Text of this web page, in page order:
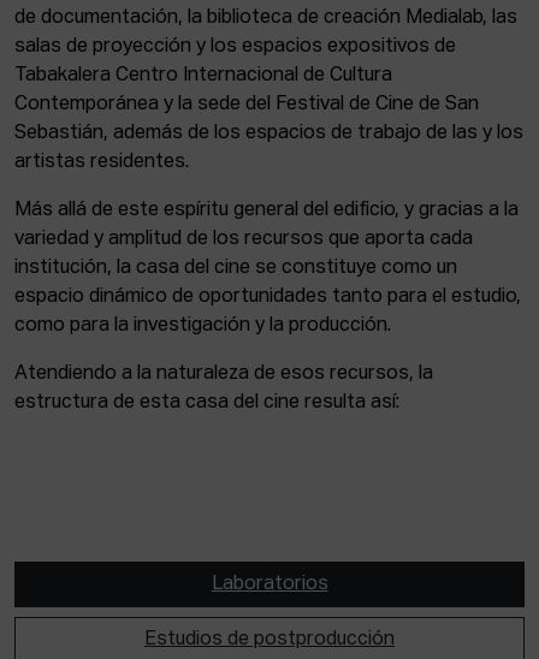
de documentación, la biblioteca de creación Medialab, las
salas de proyección y los espacios expositivos de
Tabakalera Centro Internacional de Cultura
Contemporánea y la sede del Festival de Cine de San
Sebastián, además de los espacios de trabajo de las y los
artistas residentes.
Más allá de este espíritu general del edificio, y gracias a la
variedad y amplitud de los recursos que aporta cada
institución, la casa del cine se constituye como un
espacio dinámico de oportunidades tanto para el estudio,
como para la investigación y la producción.
Atendiendo a la naturaleza de esos recursos, la
estructura de esta casa del cine resulta así:
Laboratorios
Estudios de postproducción